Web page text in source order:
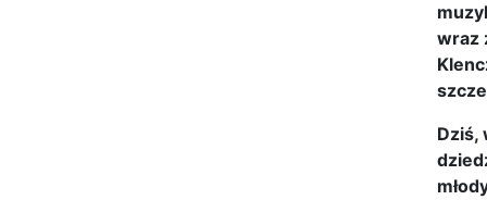
wraz
Dziś,